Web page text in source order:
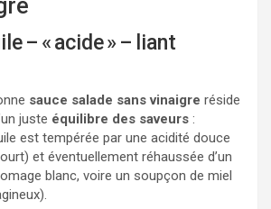
– « acide » – liant
sauce salade sans vinaigre réside
juste équilibre des saveurs :
est tempérée par une acidité douce
et éventuellement réhaussée d’un
blanc, voire un soupçon de miel